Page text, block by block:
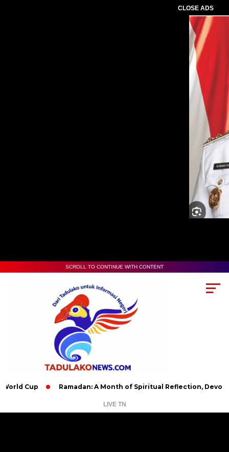
CLOSE ADS
SCROLL TO CONTINUE WITH CONTENT
Ramadan: A Month of Spiritual Reflection, Devotion, and
LIVE TN